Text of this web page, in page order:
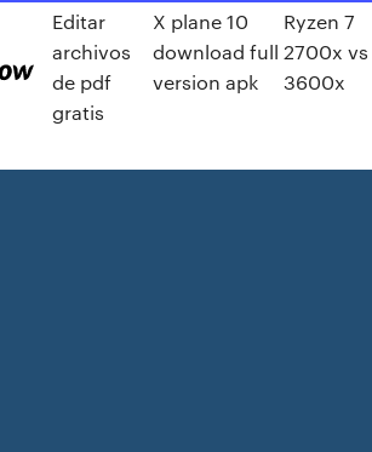
Editar
archivos
de pdf
gratis
X plane 10
download full
version apk
Ryzen 7
2700x vs
3600x